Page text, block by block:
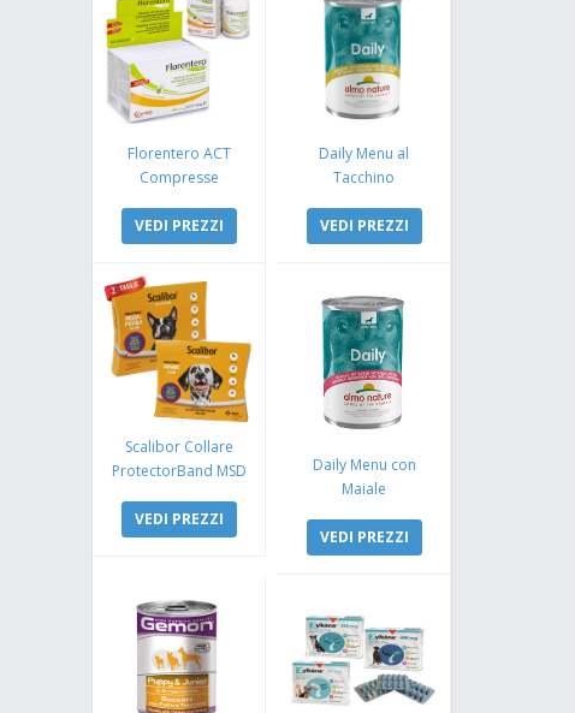
Florentero ACT
Compresse
VEDI PREZZI
Daily Menu al
Tacchino
VEDI PREZZI
Scalibor Collare
ProtectorBand MSD
VEDI PREZZI
Daily Menu con
Maiale
VEDI PREZZI